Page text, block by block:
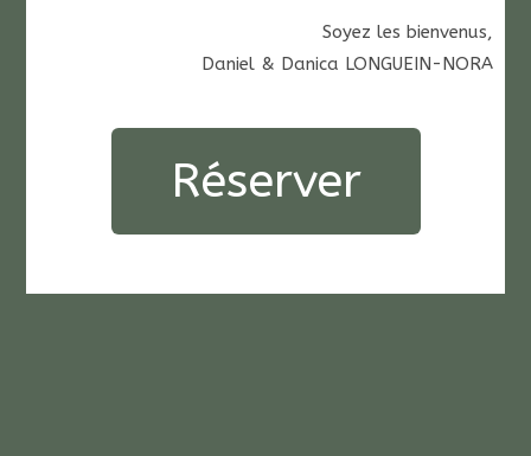
Soyez les bienvenus,
Daniel & Danica LONGUEIN-NORA
Réserver